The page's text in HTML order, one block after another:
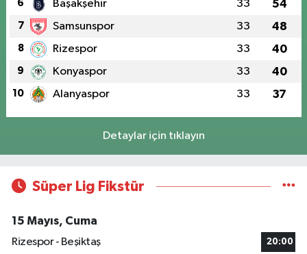
6 Başakşehir 33 54
7 Samsunspor 33 48
8 Rizespor 33 40
9 Konyaspor 33 40
10 Alanyaspor 33 37
Detaylar için tıklayın
Süper Lig Fikstür
15 Mayıs, Cuma
Rizespor - Beşiktaş
20:00